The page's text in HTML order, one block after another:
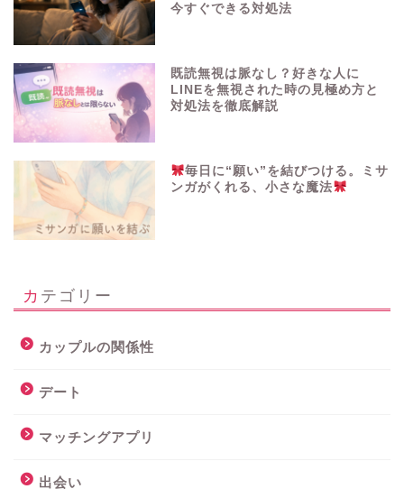
今すぐできる対処法
既読無視は脈なし？好きな人に
LINEを無視された時の見極め方と
対処法を徹底解説
毎日に“願い”を結びつける。ミサ
ンガがくれる、小さな魔法
カテゴリー
カップルの関係性
デート
マッチングアプリ
出会い